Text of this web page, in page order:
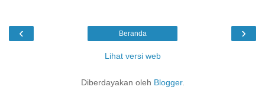
‹ ›
Beranda
Lihat versi web
Diberdayakan oleh Blogger.